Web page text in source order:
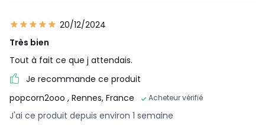
20/12/2024
Très bien
Tout à fait ce que j attendais.
Je recommande ce produit
popcorn2ooo , Rennes, France Acheteur vérifié
J'ai ce produit depuis environ 1 semaine